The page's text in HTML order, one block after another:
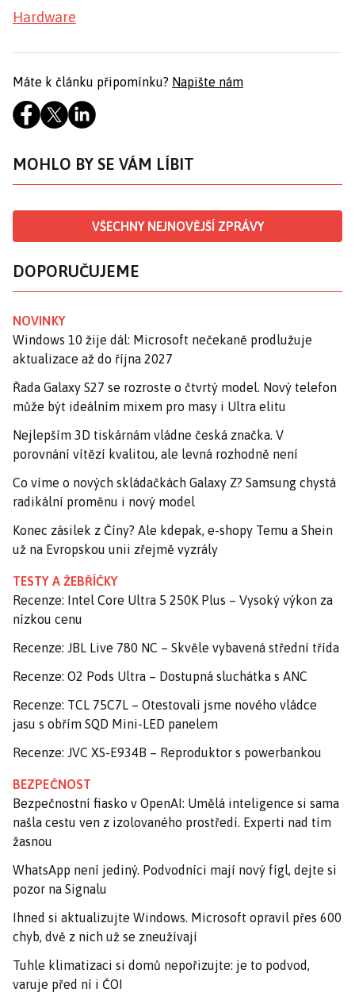
Hardware
Máte k článku připomínku? Napište nám
MOHLO BY SE VÁM LÍBIT
VŠECHNY NEJNOVĚJŠÍ ZPRÁVY
DOPORUČUJEME
NOVINKY
Windows 10 žije dál: Microsoft nečekaně prodlužuje
aktualizace až do října 2027
Řada Galaxy S27 se rozroste o čtvrtý model. Nový telefon
může být ideálním mixem pro masy i Ultra elitu
Nejlepším 3D tiskárnám vládne česká značka. V
porovnání vítězí kvalitou, ale levná rozhodně není
Co víme o nových skládačkách Galaxy Z? Samsung chystá
radikální proměnu i nový model
Konec zásilek z Číny? Ale kdepak, e-shopy Temu a Shein
už na Evropskou unii zřejmě vyzrály
TESTY A ŽEBŘÍČKY
Recenze: Intel Core Ultra 5 250K Plus – Vysoký výkon za
nízkou cenu
Recenze: JBL Live 780 NC – Skvěle vybavená střední třída
Recenze: O2 Pods Ultra – Dostupná sluchátka s ANC
Recenze: TCL 75C7L – Otestovali jsme nového vládce
jasu s obřím SQD Mini-LED panelem
Recenze: JVC XS-E934B – Reproduktor s powerbankou
BEZPEČNOST
Bezpečnostní fiasko v OpenAI: Umělá inteligence si sama
našla cestu ven z izolovaného prostředí. Experti nad tím
žasnou
WhatsApp není jediný. Podvodníci mají nový fígl, dejte si
pozor na Signalu
Ihned si aktualizujte Windows. Microsoft opravil přes 600
chyb, dvě z nich už se zneužívají
Tuhle klimatizaci si domů nepořizujte: je to podvod,
varuje před ní i ČOI